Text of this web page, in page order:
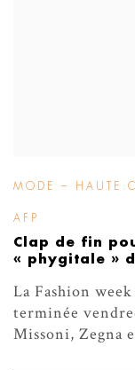
MODE – HAUTE
AFP
Clap de fin
« phygitale »
La Fashion
terminée
Missoni, Zegna